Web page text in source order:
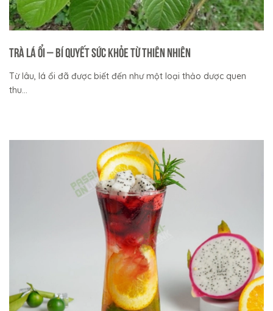
Trà Lá Ổi – Bí Quyết Sức Khỏe Từ Thiên Nhiên
Từ lâu, lá ổi đã được biết đến như một loại thảo dược quen
thu...